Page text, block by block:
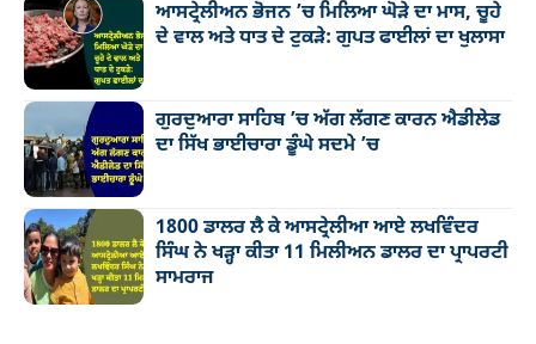
ਆਸਟ੍ਰੇਲੀਅਨ ਭੋਜਨ ’ਚ ਮਿਲਿਆ ਘੋੜੇ ਦਾ ਮਾਸ, ਚੂਹੇ
ਦੇ ਵਾਲ ਅਤੇ ਧਾਤ ਦੇ ਟੁਕੜੇ: ਗੁਪਤ ਫਾਈਲਾਂ ਦਾ ਖੁਲਾਸਾ
ਗੁਰਦੁਆਰਾ ਸਾਹਿਬ ’ਚ ਅੱਗ ਲੱਗਣ ਕਾਰਨ ਐਡੀਲੇਡ
ਦਾ ਸਿੱਖ ਭਾਈਚਾਰਾ ਡੂੰਘੇ ਸਦਮੇ ’ਚ
1800 ਡਾਲਰ ਲੈ ਕੇ ਆਸਟ੍ਰੇਲੀਆ ਆਏ ਲਖਵਿੰਦਰ
ਸਿੰਘ ਨੇ ਖੜ੍ਹਾ ਕੀਤਾ 11 ਮਿਲੀਅਨ ਡਾਲਰ ਦਾ ਪ੍ਰਾਪਰਟੀ
ਸਾਮਰਾਜ